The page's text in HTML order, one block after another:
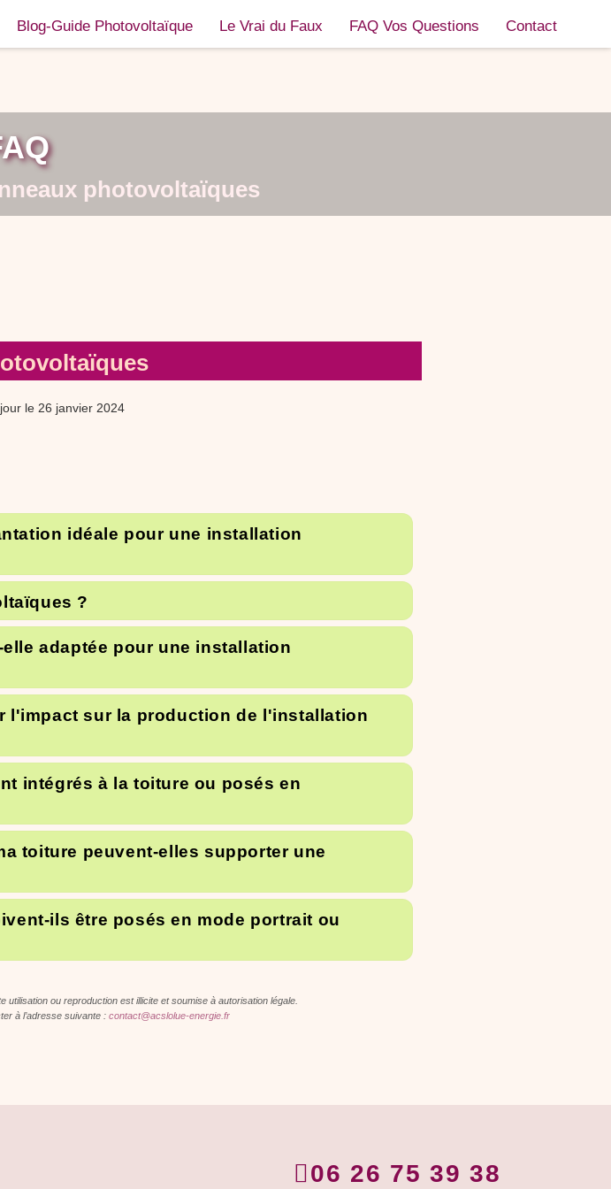
Blog-Guide Photovoltaïque Le Vrai du Faux FAQ Vos Questions Contact
photovoltaïques
le 26 janvier 2024
idéale pour une installation
?
adaptée pour une installation
l'impact sur la production de l'installation
intégrés à la toiture ou posés en
toiture peuvent-elles supporter une
ils être posés en mode portrait ou
ou reproduction est illicite et soumise à autorisation légale.
à l’adresse suivante : contact@acslolue-energie.fr
06 26 75 39 38